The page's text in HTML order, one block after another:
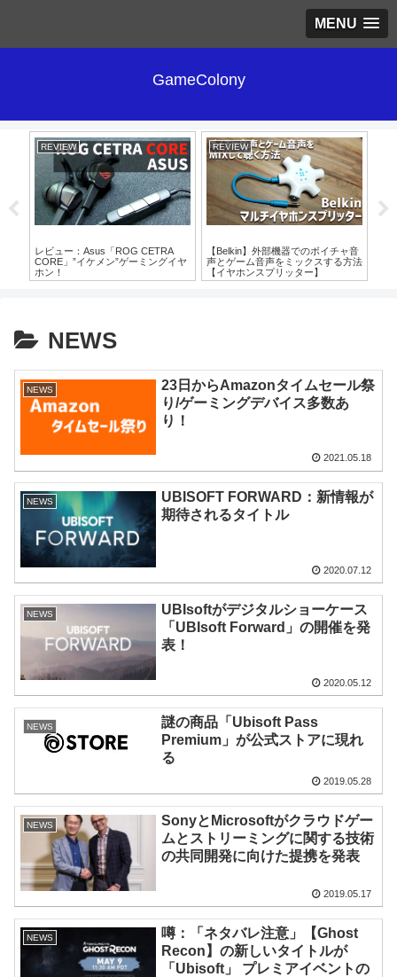
MENU
GameColony
REVIEW
レビュー：Asus「ROG CETRA
CORE」”イケメン”ゲーミングイヤ
ホン！
REVIEW
【Belkin】外部機器でのボイチャ音
声とゲーム音声をミックスする方法
【イヤホンスプリッター】
NEWS
NEWS
23日からAmazonタイムセール祭
り/ゲーミングデバイス多数あ
り！
2021.05.18
NEWS
UBISOFT FORWARD：新情報が
期待されるタイトル
2020.07.12
NEWS
UBIsoftがデジタルショーケース
「UBIsoft Forward」の開催を発
表！
2020.05.12
NEWS
謎の商品「Ubisoft Pass
Premium」が公式ストアに現れ
る
2019.05.28
NEWS
SonyとMicrosoftがクラウドゲー
ムとストリーミングに関する技術
の共同開発に向けた提携を発表
2019.05.17
NEWS
噂：「ネタバレ注意」【Ghost
Recon】の新しいタイトルが
「Ubisoft」 プレミアイベントの